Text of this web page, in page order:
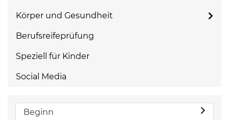
Körper und Gesundheit
Berufsreifeprüfung
Speziell für Kinder
Social Media
Beginn